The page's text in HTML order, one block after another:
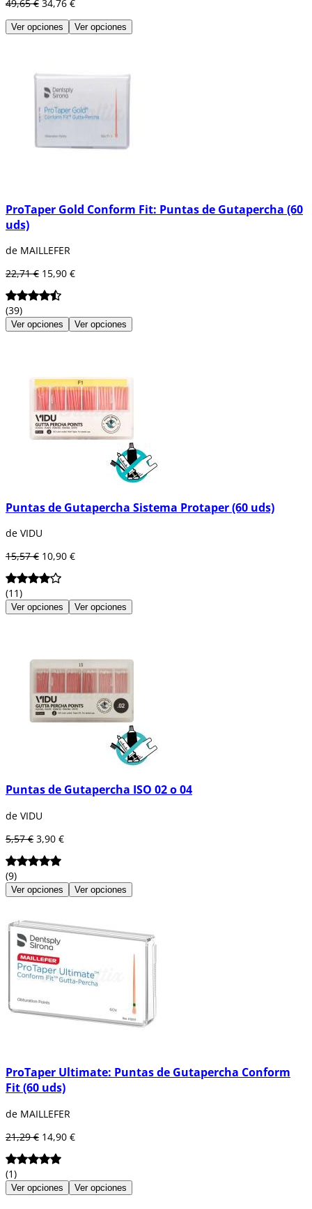
49,65 € 34,76 €
Ver opciones Ver opciones
ProTaper Gold Conform Fit: Puntas de Gutapercha (60
uds)
de MAILLEFER
22,71 € 15,90 €
(39)
Ver opciones Ver opciones
Puntas de Gutapercha Sistema Protaper (60 uds)
de VIDU
15,57 € 10,90 €
(11)
Ver opciones Ver opciones
Puntas de Gutapercha ISO 02 o 04
de VIDU
5,57 € 3,90 €
(9)
Ver opciones Ver opciones
ProTaper Ultimate: Puntas de Gutapercha Conform
Fit (60 uds)
de MAILLEFER
21,29 € 14,90 €
(1)
Ver opciones Ver opciones